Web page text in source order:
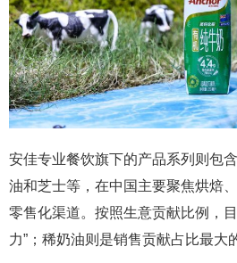
安佳专业餐饮旗下的产品系列则包
油和芝士等，在中国主要聚焦烘焙
零售化渠道。按照生意贡献比例，
力”；稀奶油则是销售贡献占比最大